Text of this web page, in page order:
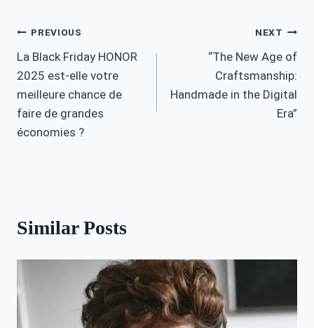
Post
navigation
PREVIOUS
La Black Friday HONOR
2025 est-elle votre
meilleure chance de
faire de grandes
économies ?
NEXT
“The New Age of
Craftsmanship:
Handmade in the Digital
Era”
Similar Posts